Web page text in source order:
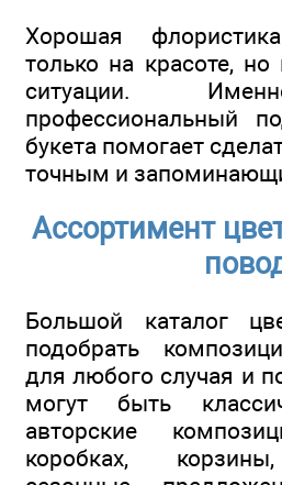
Хорошая
только на красоте,
ситуации.
профессиональный
букета помогает
точным и
Ассортимент
Большой каталог
подобрать
для любого случая и
могут быть
авторские
коробках,